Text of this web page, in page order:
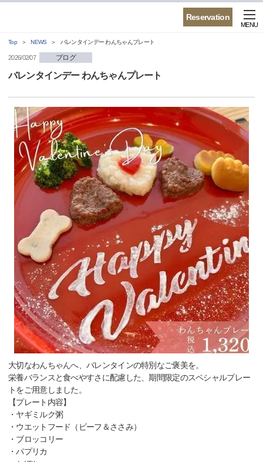
Reservation
MENU
Top NEWS バレンタインデー わんちゃんプレート
2026/02/07 ブログ
バレンタインデー わんちゃんプレート
大切なわんちゃんへ、バレンタインの特別なご褒美を。
栄養バランスと食べやすさに配慮した、期間限定のスペシャルプレー
トをご用意しました。
【プレート内容】
・ヤギミルク粥
・ウエットフード（ビーフ＆ささみ）
・ブロッコリー
・パプリカ